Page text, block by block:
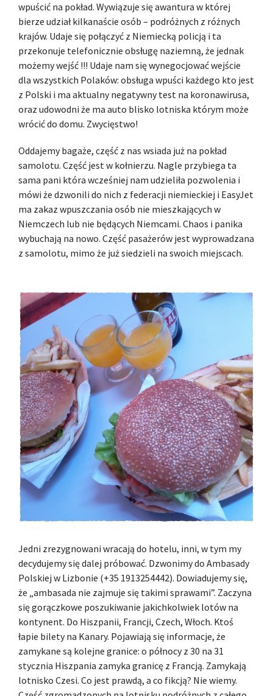
wpuścić na pokład. Wywiązuje się awantura w której
bierze udział kilkanaście osób – podróżnych z różnych
krajów. Udaje się połączyć z Niemiecką policją i ta
przekonuje telefonicznie obsługę naziemną, że jednak
możemy wejść !!! Udaje nam się wynegocjować wejście
dla wszystkich Polaków: obsługa wpuści każdego kto jest
z Polski i ma aktualny negatywny test na koronawirusa,
oraz udowodni że ma auto blisko lotniska którym może
wrócić do domu. Zwycięstwo!
Oddajemy bagaże, część z nas wsiada już na pokład
samolotu. Część jest w kołnierzu. Nagle przybiega ta
sama pani która wcześniej nam udzieliła pozwolenia i
mówi że dzwonili do nich z federacji niemieckiej i EasyJet
ma zakaz wpuszczania osób nie mieszkających w
Niemczech lub nie będących Niemcami. Chaos i panika
wybuchają na nowo. Część pasażerów jest wyprowadzana
z samolotu, mimo że już siedzieli na swoich miejscach.
Jedni zrezygnowani wracają do hotelu, inni, w tym my
decydujemy się dalej próbować. Dzwonimy do Ambasady
Polskiej w Lizbonie (+35 1913254442). Dowiadujemy się,
że „ambasada nie zajmuje się takimi sprawami”. Zaczyna
się gorączkowe poszukiwanie jakichkolwiek lotów na
kontynent. Do Hiszpanii, Francji, Czech, Włoch. Ktoś
łapie bilety na Kanary. Pojawiają się informacje, że
zamykane są kolejne granice: o północy z 30 na 31
stycznia Hiszpania zamyka granicę z Francją. Zamykają
lotnisko Czesi. Co jest prawdą, a co fikcją? Nie wiemy.